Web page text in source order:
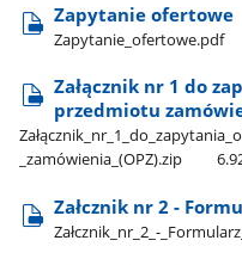
Zapytanie ofertowe
Zapytanie​_ofertowe.pdf
Załącznik nr 1 do
przedmiotu
_zamówienia​_(OPZ).zip
Załcznik nr 2 -
Załcznik​_nr​_2​_-​